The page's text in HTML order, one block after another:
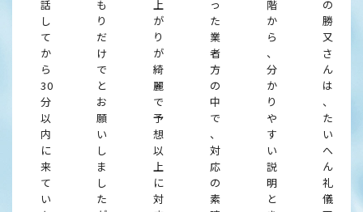
話
し
て
か
ら
30
分
以
内
に
来
て
い
も
り
だ
け
で
と
お
願
い
し
ま
し
た
上
が
り
が
綺
麗
で
予
想
以
上
に
対
っ
た
業
者
方
の
中
で
、
対
応
の
素
階
か
ら
、
分
か
り
や
す
い
説
明
と
の
勝
又
さ
ん
は
、
た
い
へ
ん
礼
儀